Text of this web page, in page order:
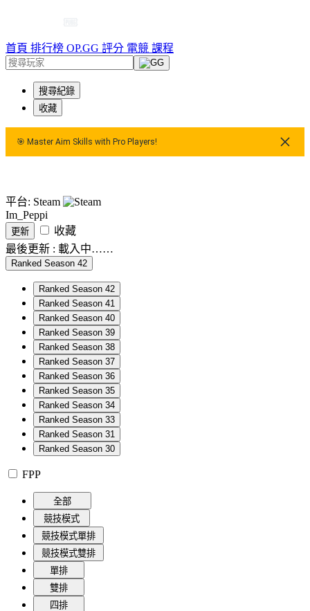
首頁 排行榜 OP.GG 評分 電競 課程
搜尋紀錄
收藏
🎯 Master Aim Skills with Pro Players!
平台: Steam
Im_Peppi
更新
收藏
最後更新 : 載入中……
Ranked Season 42
Ranked Season 42
Ranked Season 41
Ranked Season 40
Ranked Season 39
Ranked Season 38
Ranked Season 37
Ranked Season 36
Ranked Season 35
Ranked Season 34
Ranked Season 33
Ranked Season 31
Ranked Season 30
FPP
全部
競技模式
競技模式單排
競技模式雙排
單排
雙排
四排